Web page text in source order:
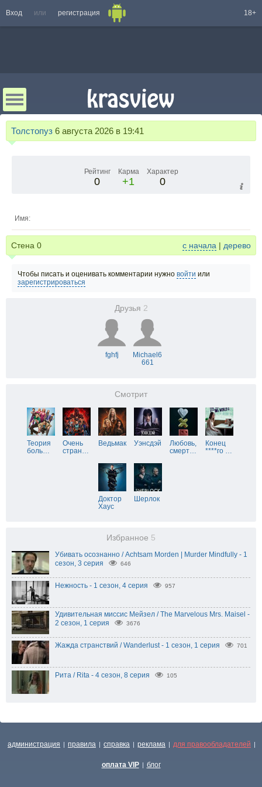
Вход или регистрация 18+
Толстопуз 6 августа 2026 в 19:41
Рейтинг
0
Карма
+1
Характер
0
Имя:
Стена 0 с начала | дерево
Чтобы писать и оценивать комментарии нужно войти или
зарегистрироваться
Друзья 2
fghfj
Michael6
661
Смотрит
Теория
боль…
Очень
стран…
Ведьмак Уэнсдэй
Любовь,
смерт…
Конец
****го …
Доктор
Хаус
Шерлок
Избранное 5
Убивать осознанно / Achtsam Morden | Murder Mindfully - 1
сезон, 3 серия
646
Нежность - 1 сезон, 4 серия 957
Удивительная миссис Мейзел / The Marvelous Mrs. Maisel -
2 сезон, 1 серия
3676
Жажда странствий / Wanderlust - 1 сезон, 1 серия 701
Рита / Rita - 4 сезон, 8 серия 105
администрация | правила | справка | реклама | для правообладателей |
оплата VIP | блог